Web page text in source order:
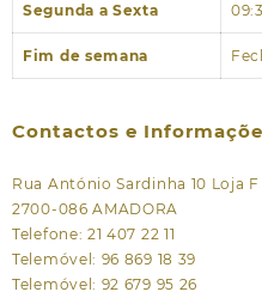
Segunda a Sexta
Fim de semana
Contactos e
Rua António Sardinha 10 Loja F
2700-086 AMADORA
Telefone: 21 407 22 11
Telemóvel: 96 869 18 39
Telemóvel: 92 679 95 26